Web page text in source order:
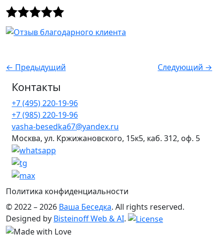
← Предыдущий Следующий →
Контакты
+7 (495) 220-19-96
+7 (985) 220-19-96
vasha-besedka67@yandex.ru
Москва, ул. Кржижановского, 15к5, каб. 312, оф. 5
Политика конфиденциальности
© 2022 – 2026 Ваша Беседка. All rights reserved.
Designed by Bisteinoff Web & AI.